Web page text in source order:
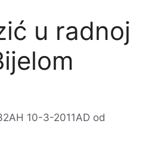
u radnoj
10-3-2011AD od